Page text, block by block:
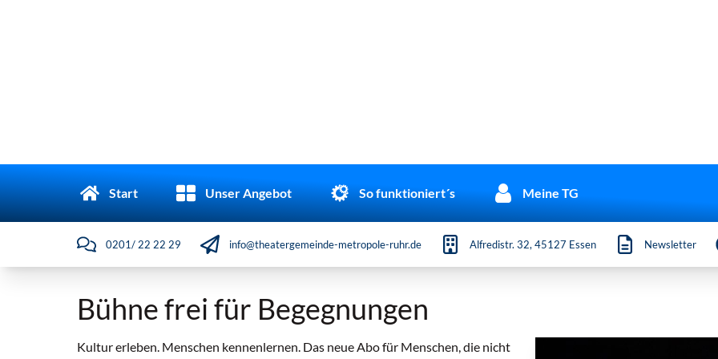
Start Unser Angebot So funktioniert´s Meine TG
0201/ 22 22 29 info@theatergemeinde-metropole-ruhr.de Alfredistr. 32, 45127 Essen Newsletter
Bühne frei für Begegnungen
Kultur erleben. Menschen kennenlernen. Das neue Abo für Menschen, die nicht